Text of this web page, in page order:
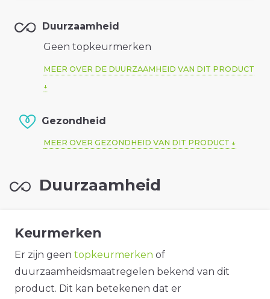
Duurzaamheid
Geen topkeurmerken
MEER OVER DE DUURZAAMHEID VAN DIT PRODUCT
Gezondheid
MEER OVER GEZONDHEID VAN DIT PRODUCT
Duurzaamheid
Keurmerken
Er zijn geen topkeurmerken of
duurzaamheidsmaatregelen bekend van dit
product. Dit kan betekenen dat er